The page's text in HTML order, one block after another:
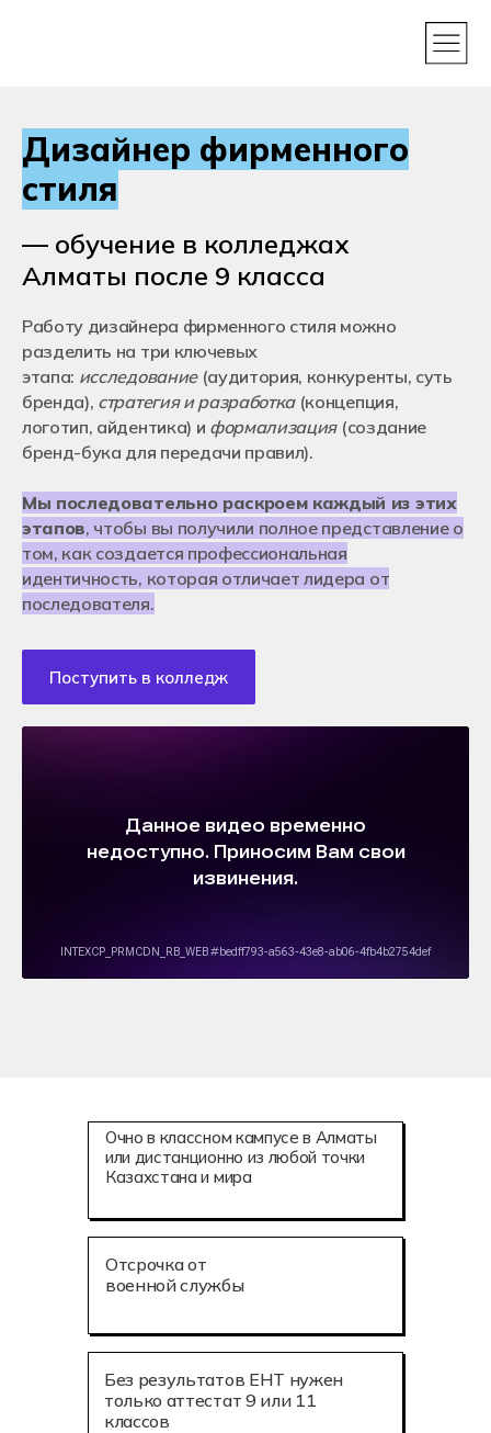
Дизайнер фирменного
стиля
— обучение в колледжах
Алматы после 9 класса
Работу дизайнера фирменного стиля можно
разделить на три ключевых
этапа: исследование(аудитория, конкуренты, суть
бренда), стратегия и разработка(концепция,
логотип, айдентика) и формализация(создание
бренд-бука для передачи правил).
Мы последовательно раскроем каждый из этих
этапов, чтобы вы получили полное представление о
том, как создается профессиональная
идентичность, которая отличает лидера от
последователя.
Поступить в колледж
Отсрочка от
военной службы
Без результатов ЕНТ нужен
только аттестат 9 или 11
классов
Очно в классном кампусе в Алматы
или дистанционно из любой точки
Казахстана и мира